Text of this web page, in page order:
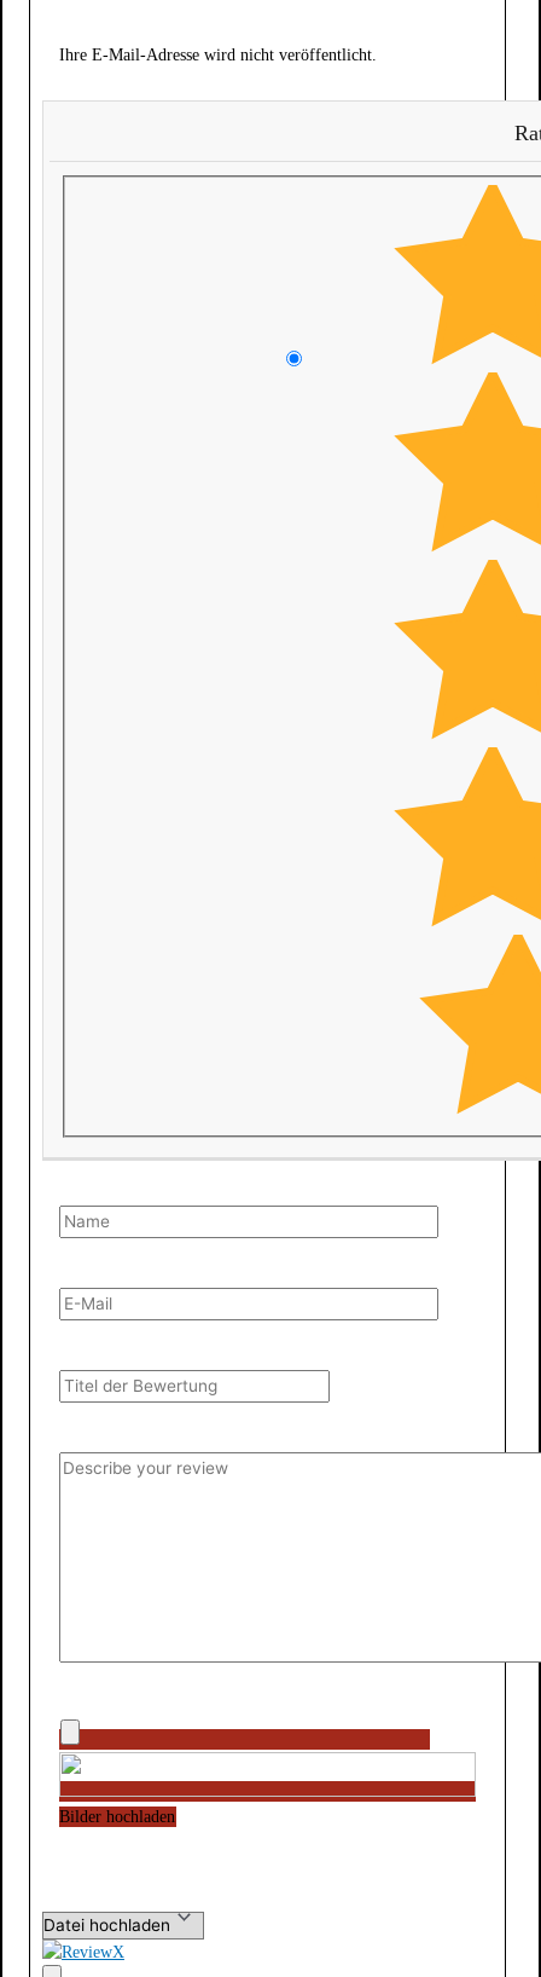
Ihre E-Mail-Adresse wird nicht veröffentlicht.
Bilder hochladen